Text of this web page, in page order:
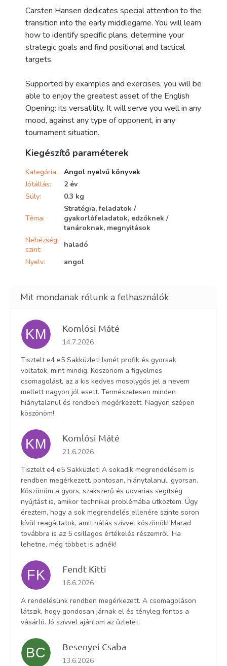
Carsten Hansen dedicates special attention to the
transition into the early middlegame. You will learn
how to identify specific plans, determine your
strategic goals and find positional and tactical
targets.
Supported by examples and exercises, you will be
able to enjoy the greatest asset of the English
Opening: its versatility. It will serve you well in any
mood, against any type of opponent, in any
tournament situation.
Kiegészítő paraméterek
Kategória:
Angol nyelvű könyvek
Jótállás:
2 év
Súly: 0.3 kg
Téma:
Stratégia, feladatok /
gyakorlófeladatok, edzőknek /
tanároknak, megnyitások
Nehézségi
szint:
haladó
Nyelv: angol
KM Komlósi Máté
Az áruház értékelése 5-ből 5 csillag.
14.7.2026
Tisztelt e4 e5 Sakküzlet! Ismét profik és gyorsak
voltatok, mint mindig. Köszönöm a figyelmes
csomagolást, az a kis kedves mosolygós jel a nevem
mellett nagyon jól esett. Természetesen minden
hiánytalanul és rendben megérkezett. Nagyon szépen
köszönöm!
KM Komlósi Máté
Az áruház értékelése 5-ből 5 csillag.
21.6.2026
Tisztelt e4 e5 Sakküzlet! A sokadik megrendelésem is
rendben megérkezett, pontosan, hiánytalanul, gyorsan.
Köszönöm a gyors, szakszerű és udvarias segítség
nyújtást is, amikor technikai problémába ütköztem. Úgy
éreztem, hogy a sok megrendelés ellenére szinte soron
kívül reagáltatok, amit hálás szívvel köszönök! Marad
továbbra is az 5 csillagos értékelés részemről. Ha
lehetne, még többet is adnék!
FK Fendt Kitti
Az áruház értékelése 5-ből 5 csillag.
16.6.2026
A rendelésünk rendben megérkezett. A csomagoláson
látszik, hogy gondosan járnak el és tényleg fontos a
vásárló. Jó szívvel ajánlom az üzletet.
BC Besenyei Csaba
Az áruház értékelése 5-ből 5 csillag.
13.6.2026